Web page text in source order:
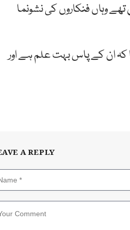
وہاں فنکاروں کی نشونما
ان کے پاس بہت علم ہے اور
A REPLY